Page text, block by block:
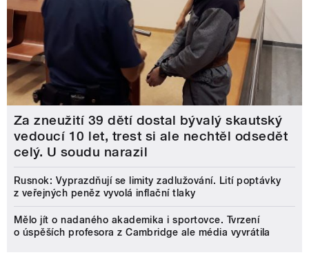
Za zneužití 39 dětí dostal bývalý skautský
vedoucí 10 let, trest si ale nechtěl odsedět
celý. U soudu narazil
Rusnok: Vyprazdňují se limity zadlužování. Lití poptávky
z veřejných peněz vyvolá inflační tlaky
Mělo jít o nadaného akademika i sportovce. Tvrzení
o úspěších profesora z Cambridge ale média vyvrátila